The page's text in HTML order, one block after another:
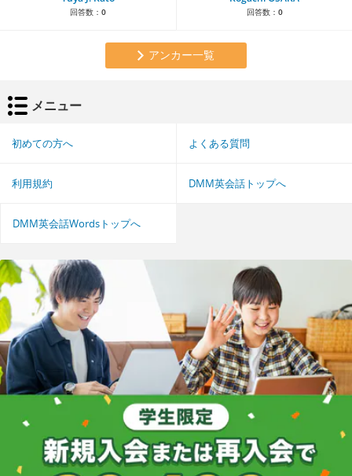
回答数： 0 回答数： 0
アンカー一覧
メニュー
初めての方へ よくある質問
利用規約 DMM英会話トップへ
DMM英会話Wordsトップへ